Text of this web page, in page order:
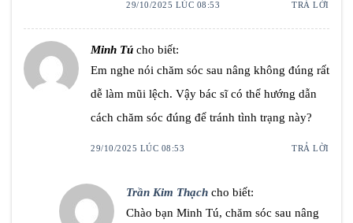
29/10/2025 LÚC 08:53 TRẢ LỜI
Minh Tú cho biết:
Em nghe nói chăm sóc sau nâng không đúng rất
dễ làm mũi lệch. Vậy bác sĩ có thể hướng dẫn
cách chăm sóc đúng để tránh tình trạng này?
29/10/2025 LÚC 08:53 TRẢ LỜI
Trần Kim Thạch cho biết:
Chào bạn Minh Tú, chăm sóc sau nâng